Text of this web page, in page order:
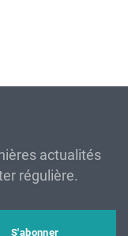
actualités
régulière.